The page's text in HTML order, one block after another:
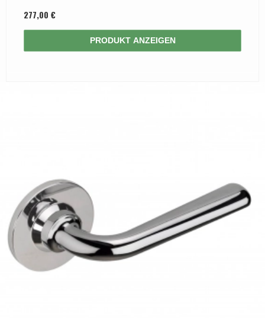
277,00 €
PRODUKT ANZEIGEN